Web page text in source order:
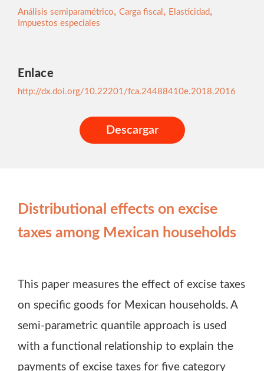
Análisis semiparamétrico, Carga fiscal , Elasticidad,
Impuestos especiales
Enlace
http://dx.doi.org/10.22201/fca.24488410e.2018.2016
Descargar
Distributional effects on excise
taxes among Mexican households
This paper measures the effect of excise taxes
on specific goods for Mexican households. A
semi-parametric quantile approach is used
with a functional relationship to explain the
payments of excise taxes for five category